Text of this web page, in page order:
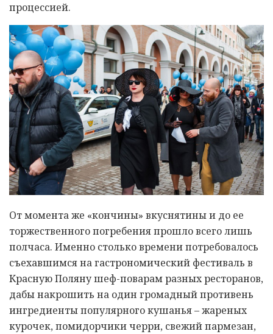
процессией.
От момента же «кончины» вкуснятины и до ее
торжественного погребения прошло всего лишь
полчаса. Именно столько времени потребовалось
съехавшимся на гастрономический фестиваль в
Красную Поляну шеф-поварам разных ресторанов,
дабы накрошить на один громадный противень
ингредиенты популярного кушанья – жареных
курочек, помидорчики черри, свежий пармезан,